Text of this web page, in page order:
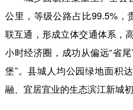
公里，等级公路占比99.5%，
联互通，形成立体交通体系，
小时经济圈，成功从偏远“省
堡”。县城人均公园绿地面积
融、宜居宜业的生态滨江新城初